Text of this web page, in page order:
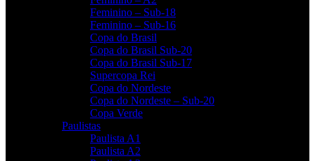
Feminino – Sub-18
Feminino – Sub-16
Copa do Brasil
Copa do Brasil Sub-20
Copa do Brasil Sub-17
Supercopa Rei
Copa do Nordeste
Copa do Nordeste – Sub-20
Copa Verde
Paulistas
Paulista A1
Paulista A2